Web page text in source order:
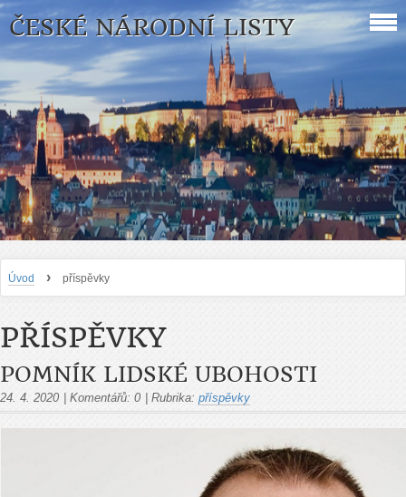
ČESKÉ NÁRODNÍ LISTY
Úvod › příspěvky
PŘÍSPĚVKY
POMNÍK LIDSKÉ UBOHOSTI
24. 4. 2020 Komentářů: 0 Rubrika: příspěvky